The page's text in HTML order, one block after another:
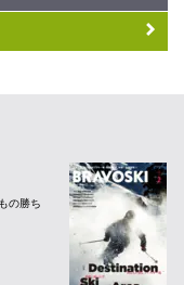
の勝ち